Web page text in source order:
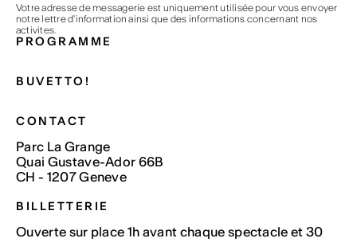
Votre adresse de messagerie est uniquement utilisée pour vous envoyer
notre lettre d'information ainsi que des informations concernant nos
activites.
PROGRAMME
BUVETTO!
CONTACT
Parc La Grange
Quai Gustave-Ador 66B
CH - 1207 Geneve
BILLETTERIE
Ouverte sur place 1h avant chaque spectacle et 30